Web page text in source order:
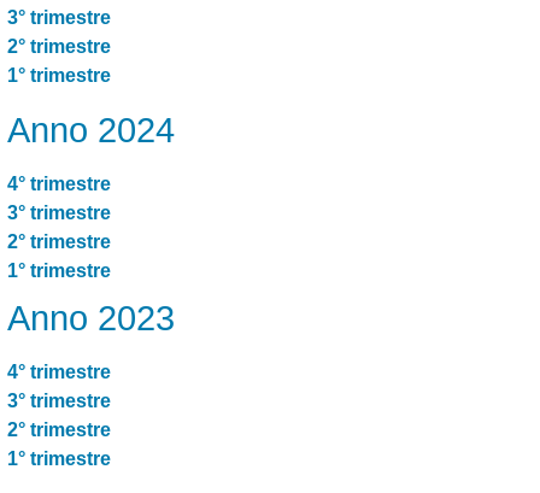
3° trimestre
2° trimestre
1° trimestre
Anno 2024
4° trimestre
3° trimestre
2° trimestre
1° trimestre
Anno 2023
4° trimestre
3° trimestre
2° trimestre
1° trimestre